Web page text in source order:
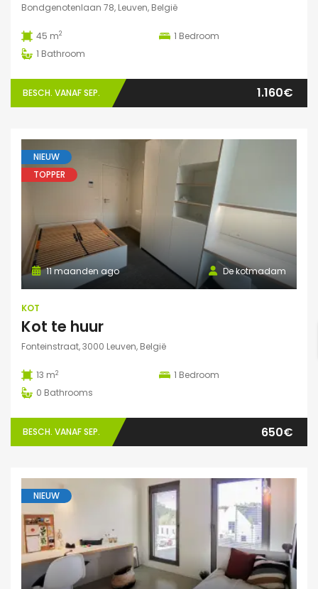
Bondgenotenlaan 78, Leuven, België
45 m2 1 Bedroom
1 Bathroom
BESCH. VANAF SEP. 1.160€
NIEUW
TOPPER
De kotmadam
11 maanden ago
KOT
Kot te huur
Fonteinstraat, 3000 Leuven, België
13 m2 1 Bedroom
0 Bathrooms
BESCH. VANAF SEP. 650€
NIEUW